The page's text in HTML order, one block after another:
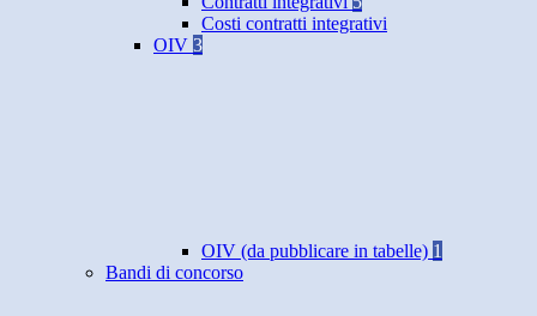
Costi contratti integrativi
OIV 3
OIV (da pubblicare in tabelle) 1
Bandi di concorso